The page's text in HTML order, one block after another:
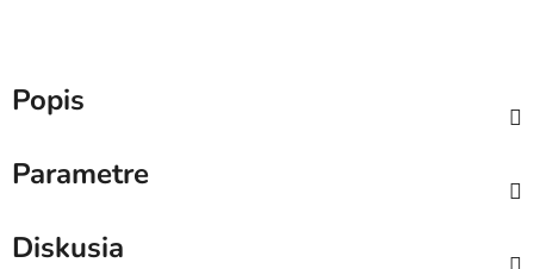
Popis
Parametre
Diskusia